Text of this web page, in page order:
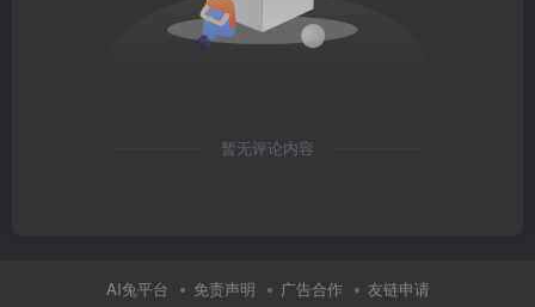
暂无评论内容
AI兔平台 免责声明 广告合作 友链申请